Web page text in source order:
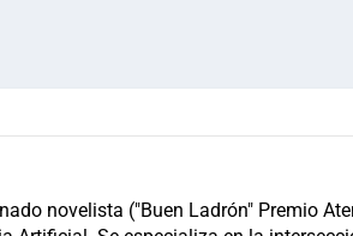
novelista ("Buen Ladrón" Premio